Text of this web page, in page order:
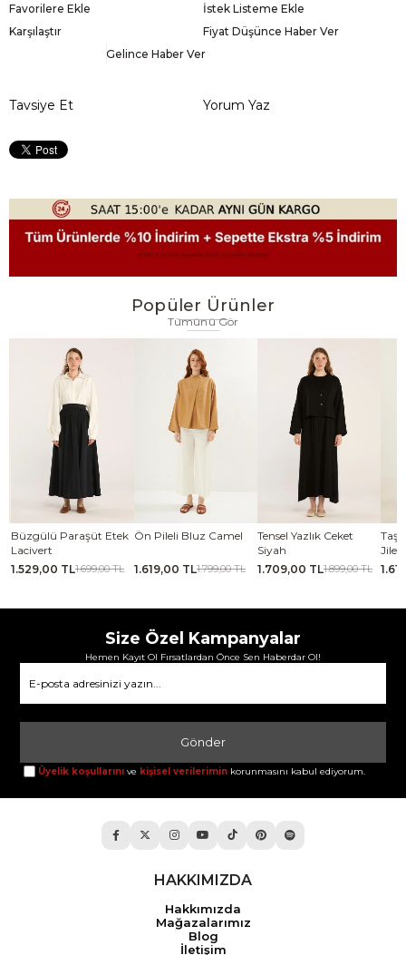
Favorilere Ekle
İstek Listeme Ekle
Karşılaştır
Fiyat Düşünce Haber Ver
Gelince Haber Ver
Tavsiye Et Yorum Yaz
Popüler Ürünler
Tümünü Gör
Büzgülü Paraşüt Etek
Lacivert
1.529,00 TL1.699,00 TL
Ön Pileli Bluz Camel
1.619,00 TL1.799,00 TL
Tensel Yazlık Ceket
Siyah
1.709,00 TL1.899,00 TL
Jile
Size Özel Kampanyalar
Hemen Kayıt Ol Fırsatlardan Önce Sen Haberdar Ol!
Gönder
Üyelik koşullarını ve kişisel verilerimin korunmasını kabul ediyorum.
HAKKIMIZDA
Hakkımızda
Mağazalarımız
Blog
İletişim